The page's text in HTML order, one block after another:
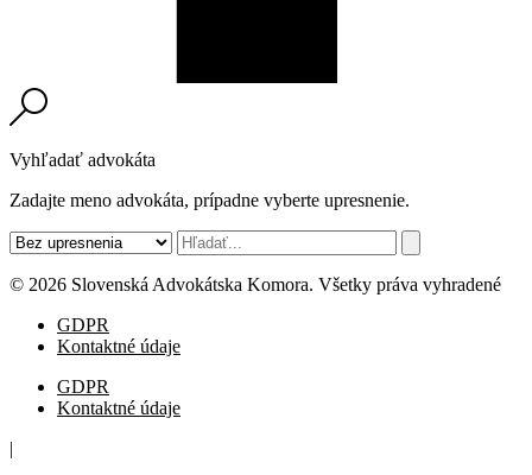
Vyhľadať advokáta
Zadajte meno advokáta, prípadne vyberte upresnenie.
© 2026 Slovenská Advokátska Komora. Všetky práva vyhradené
GDPR
Kontaktné údaje
GDPR
Kontaktné údaje
|